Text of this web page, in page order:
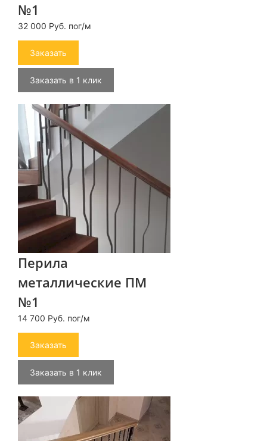
№1
32 000 Руб. пог/м
Заказать
Заказать в 1 клик
Перила
металлические ПМ
№1
14 700 Руб. пог/м
Заказать
Заказать в 1 клик